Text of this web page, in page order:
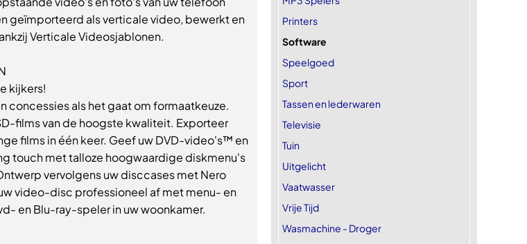
geïmporteerd als verticale video, bewerkt en
Verticale Videosjablonen.
kijkers!
concessies als het gaat om formaatkeuze.
films van de hoogste kwaliteit. Exporteer
films in één keer. Geef uw DVD-video's™ en
touch met talloze hoogwaardige diskmenu's
vervolgens uw disccases met Nero
video-disc professioneel af met menu- en
en Blu-ray-speler in uw woonkamer.
Printers
Software
Speelgoed
Sport
Tassen en lederwaren
Televisie
Tuin
Uitgelicht
Vaatwasser
Vrije Tijd
Wasmachine - Droger